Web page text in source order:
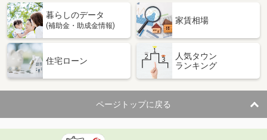
暮らしのデータ
(補助金・助成金情報)
家賃相場
住宅ローン
人気タウン
ランキング
ページトップに戻る